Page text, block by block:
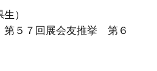
）
５７回展会友推挙 第６